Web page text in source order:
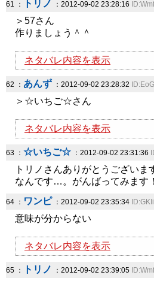
61 ： トリノ ：2012-09-02 23:28:16
＞57さん
作りましょう＾＾
ネタバレ内容を表示
62 ： あんず ：2012-09-02 23:28:32
＞☆いちご☆さん
ネタバレ内容を表示
63 ： ☆いちご☆ ：2012-09-02 23:31:36
トリノさんありがとうございま
なんです…。がんばってみます
64 ： ワンピ ：2012-09-02 23:35:34
意味が分からない
ネタバレ内容を表示
65 ： トリノ ：2012-09-02 23:39:05